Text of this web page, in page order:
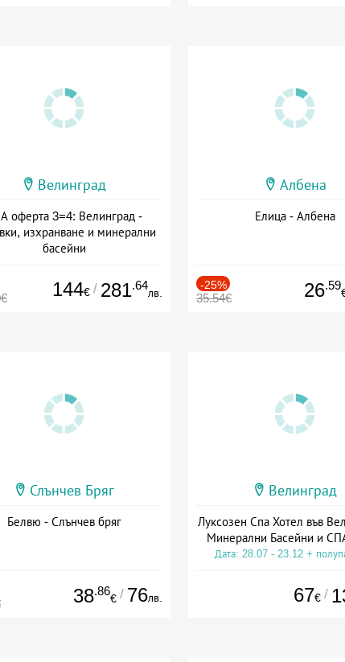
Велинград
оферта 3=4: Велинград -
изхранване и минерални
басейни
144€ / 281.64
лв.
Албена
Елица - Албена
-25%
35.54€ 26.59
Слънчев Бряг
Белвю - Слънчев бряг
38.86
€ / 76лв.
Велинград
Луксозен Спа Хотел във
Минерални Басейни и
Дата: 28.07 - 23.12 +
67€ /